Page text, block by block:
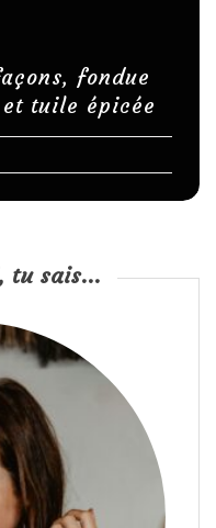
fondue
tuile épicée
tu sais...